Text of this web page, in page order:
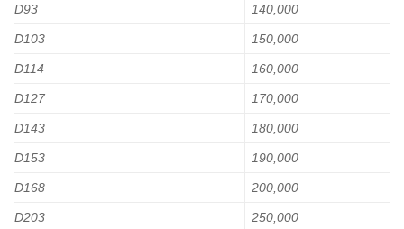
D93 140,000
D103 150,000
D114 160,000
D127 170,000
D143 180,000
D153 190,000
D168 200,000
D203 250,000